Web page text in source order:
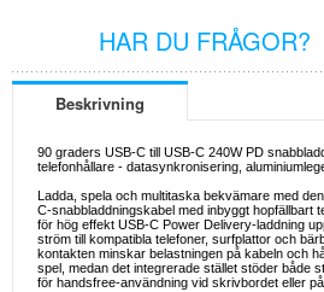
HAR DU FRÅGOR?
Beskrivning
90 graders USB-C till USB-C 240W PD
telefonhållare - datasynkronisering,
Ladda, spela och multitaska bekvämare med
C-snabbladdningskabel med inbyggt hopfällbart
för hög effekt USB-C Power Delivery-laddning
ström till kompatibla telefoner, surfplattor och
kontakten minskar belastningen på kabeln och
spel, medan det integrerade stället stöder både
för handsfree-användning vid skrivbordet eller